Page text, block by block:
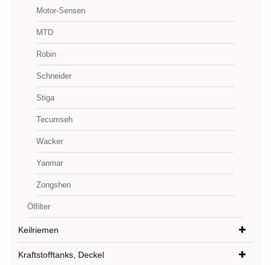
Motor-Sensen
MTD
Robin
Schneider
Stiga
Tecumseh
Wacker
Yanmar
Zongshen
Ölfilter
Keilriemen
Kraftstofftanks, Deckel